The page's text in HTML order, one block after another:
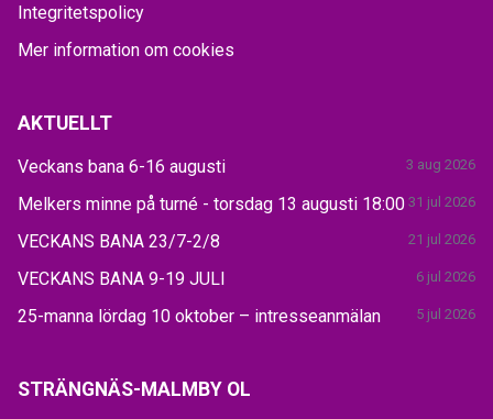
Integritetspolicy
Mer information om cookies
AKTUELLT
Veckans bana 6-16 augusti 3 aug 2026
Melkers minne på turné - torsdag 13 augusti 18:00 31 jul 2026
VECKANS BANA 23/7-2/8 21 jul 2026
VECKANS BANA 9-19 JULI 6 jul 2026
25-manna lördag 10 oktober – intresseanmälan 5 jul 2026
STRÄNGNÄS-MALMBY OL